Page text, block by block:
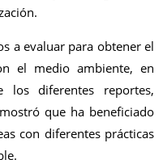
a evaluar para obtener el
el medio ambiente, en
diferentes reportes,
que ha beneficiado
con diferentes prácticas